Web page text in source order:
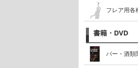
フレア用各
書籍・DVD
バー・酒類